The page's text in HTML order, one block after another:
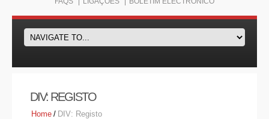
DIV: REGISTO
Home / DIV: Registo